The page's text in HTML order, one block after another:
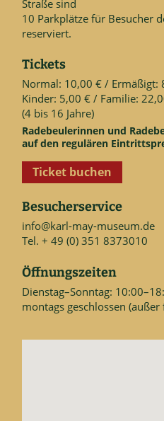
Straße sind
10 Parkplätze für Besucher
reserviert.
Tickets
Normal: 10,00 € / Ermäßigt:
Kinder: 5,00 € / Familie:
(4 bis 16 Jahre)
Radebeulerinnen und
auf den regulären
Ticket buchen
Besucherservice
info@karl-may-museum.de
Tel. + 49 (0) 351 8373010
Öffnungszeiten
Dienstag–Sonntag:
montags geschlossen (außer